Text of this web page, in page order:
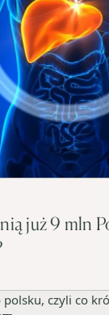
już 9 mln